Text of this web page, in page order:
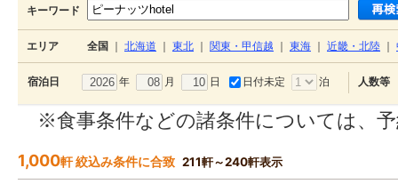
キーワード
エリア 全国 北海道 東北 関東・甲信越 東海 近畿・北陸
宿泊日 年 月 日 日付未定 泊 人数等
※食事条件などの諸条件については、
1,000軒 絞込み条件に合致 211軒～240軒表示